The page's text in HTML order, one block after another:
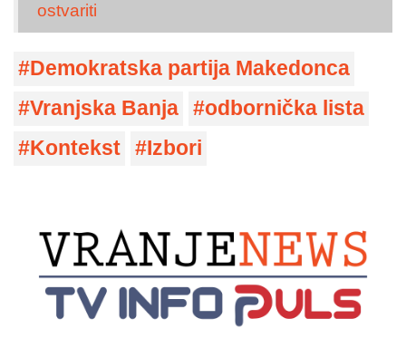
ostvariti
Demokratska partija Makedonca
Vranjska Banja
odbornička lista
Kontekst
Izbori